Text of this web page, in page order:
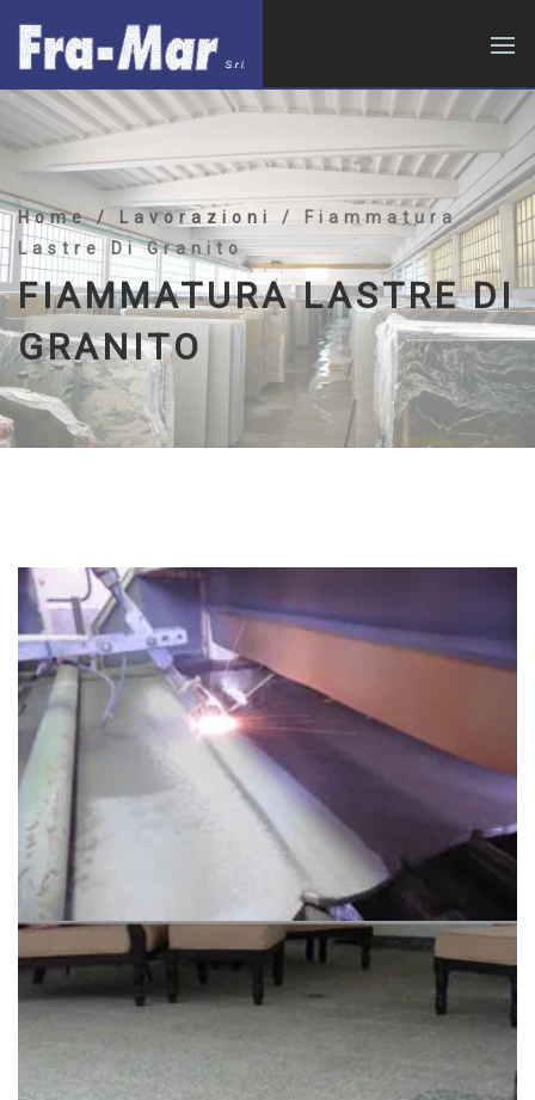
Home/ Lavorazioni / Fiammatura
Lastre Di Granito
FIAMMATURA LASTRE DI
GRANITO